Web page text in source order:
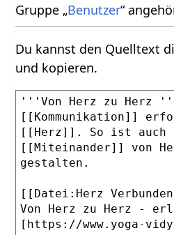
Gruppe „Benutzer“
Du kannst den Quelltext
und kopieren.